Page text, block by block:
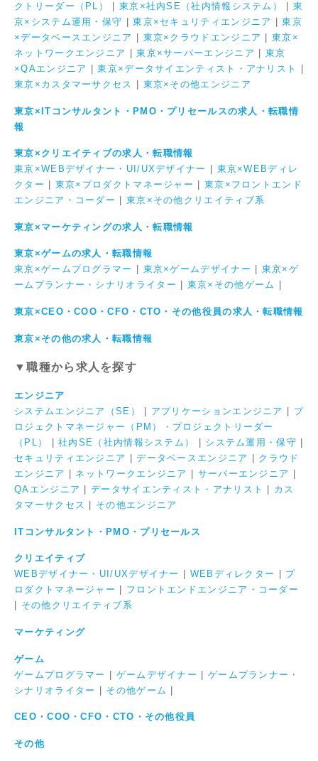
クトリーダー（PL）
東京×社内SE（社内情報システム）
東
京×システム運用・保守 |東京×セキュリティエンジニア |東京
×データベースエンジニア
東京×クラウドエンジニア |東京×
ネットワークエンジニア
|東京×サーバーエンジニア
東京
×QAエンジニア
|東京×データサイエンティスト・アナリスト
東京×カスタマーサクセス
東京×その他エンジニア
東京×ITコンサルタント・PMO・プリセールスの求人・転職情
報
東京×クリエイティブの求人・転職情報
東京×WEBデザイナー・UI/UXデザイナー
東京×WEBディレ
クター
東京×プロダクトマネージャー
東京×フロントエンド
エンジニア・コーダー
東京×その他クリエイティブ系
東京×マーケティングの求人・転職情報
東京×ゲームの求人・転職情報
東京×ゲームプログラマー
東京×ゲームデザイナー
東京×ゲ
ームプランナー・シナリオライター
東京×その他ゲーム
東京×CEO・COO・CFO・CTO・その他役員の求人・転職情報
東京×その他の求人・転職情報
▼職種から求人を探す
エンジニア
システムエンジニア（SE）
アプリケーションエンジニア
プ
ロジェクトマネージャー（PM）・プロジェクトリーダー
（PL）
|社内SE（社内情報システム） システム運用・保守
セキュリティエンジニア
|データベースエンジニア
クラウド
エンジニア
ネットワークエンジニア サーバーエンジニア
QAエンジニア
|データサイエンティスト・アナリスト
カス
タマーサクセス
その他エンジニア
ITコンサルタント・PMO・プリセールス
クリエイティブ
WEBデザイナー・UI/UXデザイナー
WEBディレクター
プ
ロダクトマネージャー
フロントエンドエンジニア・コーダー
その他クリエイティブ系
マーケティング
ゲーム
ゲームプログラマー | ゲームデザイナー | ゲームプランナー・
シナリオライター | その他ゲーム |
CEO・COO・CFO・CTO・その他役員
その他